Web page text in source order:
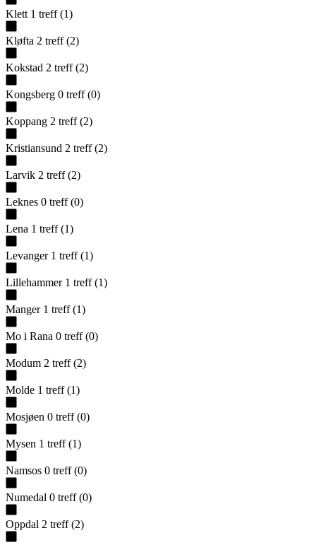
Klett 1 treff (1)
Kløfta 2 treff (2)
Kokstad 2 treff (2)
Kongsberg 0 treff (0)
Koppang 2 treff (2)
Kristiansund 2 treff (2)
Larvik 2 treff (2)
Leknes 0 treff (0)
Lena 1 treff (1)
Levanger 1 treff (1)
Lillehammer 1 treff (1)
Manger 1 treff (1)
Mo i Rana 0 treff (0)
Modum 2 treff (2)
Molde 1 treff (1)
Mosjøen 0 treff (0)
Mysen 1 treff (1)
Namsos 0 treff (0)
Numedal 0 treff (0)
Oppdal 2 treff (2)